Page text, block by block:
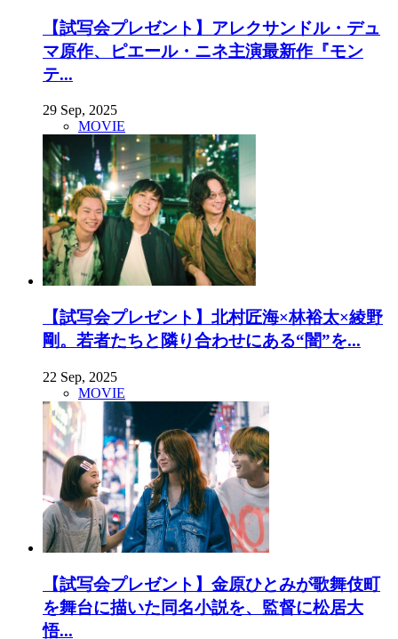
【試写会プレゼント】アレクサンドル・デュ
マ原作、ピエール・ニネ主演最新作『モン
テ...
29 Sep, 2025
MOVIE
【試写会プレゼント】北村匠海×林裕太×綾野
剛。若者たちと隣り合わせにある“闇”を...
22 Sep, 2025
MOVIE
【試写会プレゼント】金原ひとみが歌舞伎町
を舞台に描いた同名小説を、監督に松居大
悟...